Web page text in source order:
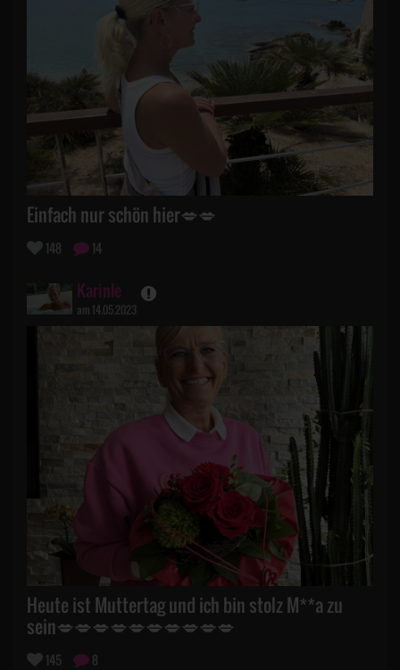
Einfach nur schön hier💋💋
148 14
Karinle
am 14.05.2023
Heute ist Muttertag und ich bin stolz M**a zu
sein💋💋💋💋💋💋💋💋💋💋
145 8